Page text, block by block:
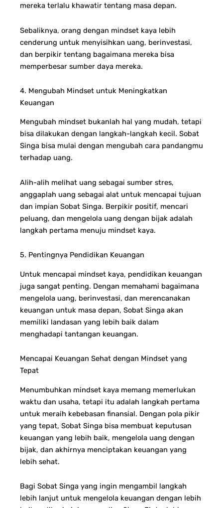
mereka terlalu khawatir tentang masa depan.
Sebaliknya, orang dengan mindset kaya lebih
cenderung untuk menyisihkan uang, berinvestasi,
dan berpikir tentang bagaimana mereka bisa
memperbesar sumber daya mereka.
4. Mengubah Mindset untuk Meningkatkan
Keuangan
Mengubah mindset bukanlah hal yang mudah, tetapi
bisa dilakukan dengan langkah-langkah kecil. Sobat
Singa bisa mulai dengan mengubah cara pandangmu
terhadap uang.
Alih-alih melihat uang sebagai sumber stres,
anggaplah uang sebagai alat untuk mencapai tujuan
dan impian Sobat Singa. Berpikir positif, mencari
peluang, dan mengelola uang dengan bijak adalah
langkah pertama menuju mindset kaya.
5. Pentingnya Pendidikan Keuangan
Untuk mencapai mindset kaya, pendidikan keuangan
juga sangat penting. Dengan memahami bagaimana
mengelola uang, berinvestasi, dan merencanakan
keuangan untuk masa depan, Sobat Singa akan
memiliki landasan yang lebih baik dalam
menghadapi tantangan keuangan.
Mencapai Keuangan Sehat dengan Mindset yang
Tepat
Menumbuhkan mindset kaya memang memerlukan
waktu dan usaha, tetapi itu adalah langkah pertama
untuk meraih kebebasan finansial. Dengan pola pikir
yang tepat, Sobat Singa bisa membuat keputusan
keuangan yang lebih baik, mengelola uang dengan
bijak, dan akhirnya menciptakan keuangan yang
lebih sehat.
Bagi Sobat Singa yang ingin mengambil langkah
lebih lanjut untuk mengelola keuangan dengan lebih